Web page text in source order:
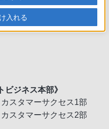
ビジネス本部》
スタマーサクセス1部
スタマーサクセス2部
入れる